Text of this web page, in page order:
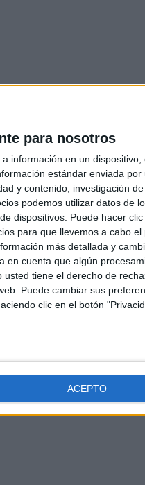
para nosotros
información en un dispositivo,
estándar enviada por
y contenido, investigación
podemos utilizar datos de
dispositivos. Puede hacer clic
para que llevemos a cabo el
más detallada y
en cuenta que algún
tiene el derecho de
Puede cambiar sus
clic en el botón
ACEPTO
curso